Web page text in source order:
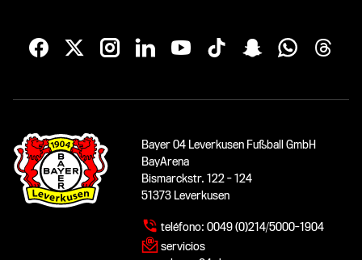
Bayer 04 Leverkusen Fußball GmbH
BayArena
Bismarckstr. 122 - 124
51373 Leverkusen
teléfono: 0049 (0)214/5000-1904
servicios